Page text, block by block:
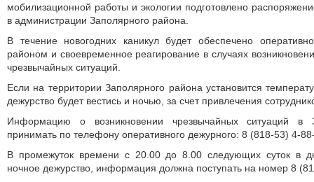
мобилизационной работы и экологии подготовлено
в администрации Заполярного района.
В течение новогодних каникул будет обеспечено
районом и своевременное реагирование в случаях
чрезвычайных ситуаций.
Если на территории Заполярного района установится
дежурство будет вестись и ночью, за счет привлечения
Информацию о возникновении чрезвычайных ситуаций в
принимать по телефону оперативного дежурного: 8 (818-53) 4-
В промежуток времени с 20.00 до 8.00 следующих суток в
ночное дежурство, информация должна поступать на номер 8